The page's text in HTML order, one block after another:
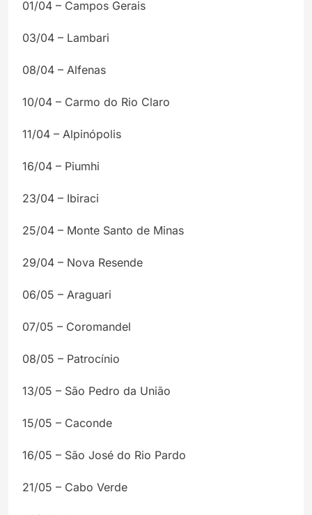
01/04 – Campos Gerais
03/04 – Lambari
08/04 – Alfenas
10/04 – Carmo do Rio Claro
11/04 – Alpinópolis
16/04 – Piumhi
23/04 – Ibiraci
25/04 – Monte Santo de Minas
29/04 – Nova Resende
06/05 – Araguari
07/05 – Coromandel
08/05 – Patrocínio
13/05 – São Pedro da União
15/05 – Caconde
16/05 – São José do Rio Pardo
21/05 – Cabo Verde